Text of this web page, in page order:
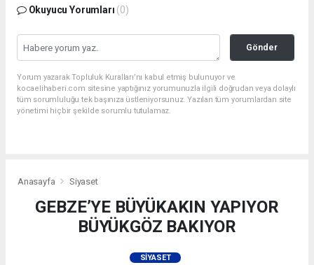
Okuyucu Yorumları (0)
Gönder
Yorum yazarak Topluluk Kuralları’nı kabul etmiş bulunuyor ve
kocaelihaberi.com sitesine yaptığınız yorumunuzla ilgili doğrudan veya dolaylı
tüm sorumluluğu tek başınıza üstleniyorsunuz. Yazılan tüm yorumlardan site
yönetimi hiçbir şekilde sorumlu tutulamaz.
Anasayfa Siyaset
GEBZE’YE BÜYÜKAKIN YAPIYOR
BÜYÜKGÖZ BAKIYOR
SIYASET